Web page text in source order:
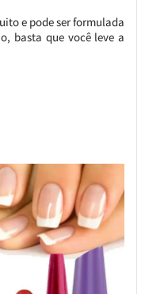
e pode ser formulada
basta que você leve a